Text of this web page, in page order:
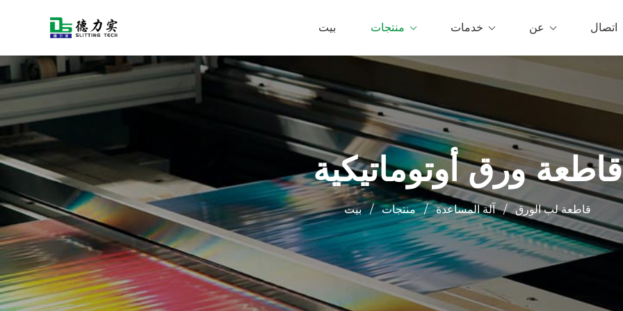
بيت منتجات خدمات عن اتصال
قاطعة ورق أوتوماتيكية
بيت / منتجات / آلة المساعدة / قاطعة لب الورق0